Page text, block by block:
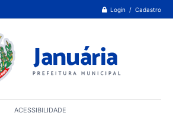
Login / Cadastro
ACESSIBILIDADE